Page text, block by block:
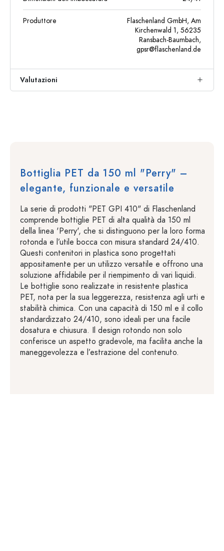
Produttore
Flaschenland GmbH, Am
Kirchenwald 1, 56235
Ransbach-Baumbach,
gpsr@flaschenland.de
Valutazioni
Bottiglia PET da 150 ml "Perry" –
elegante, funzionale e versatile
La serie di prodotti "PET GPI 410" di Flaschenland
comprende bottiglie PET di alta qualità da 150 ml
della linea 'Perry', che si distinguono per la loro forma
rotonda e l’utile bocca con misura standard 24/410.
Questi contenitori in plastica sono progettati
appositamente per un utilizzo versatile e offrono una
soluzione affidabile per il riempimento di vari liquidi.
Le bottiglie sono realizzate in resistente plastica
PET, nota per la sua leggerezza, resistenza agli urti e
stabilità chimica. Con una capacità di 150 ml e il collo
standardizzato 24/410, sono ideali per una facile
dosatura e chiusura. Il design rotondo non solo
conferisce un aspetto gradevole, ma facilita anche la
maneggevolezza e l’estrazione del contenuto.